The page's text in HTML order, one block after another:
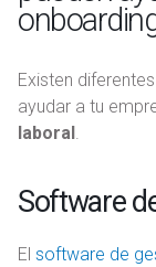
Existen
ayudar a tu
laboral .
Software
El software de